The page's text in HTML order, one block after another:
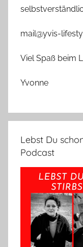
mail@yvis-
Viel Spaß beim
Yvonne
Lebst Du
Podcast